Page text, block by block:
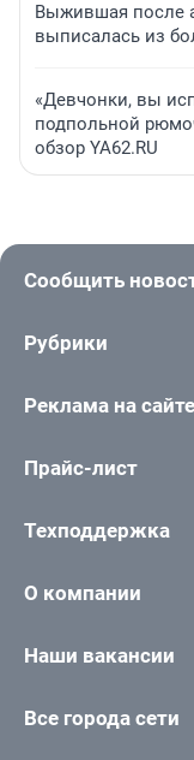
Выжившая после
выписалась из
«Девчонки, вы
подпольной
обзор YA62.RU
Сообщить
Рубрики
Реклама на сайте
Прайс-лист
Техподдержка
О компании
Наши вакансии
Все города сети